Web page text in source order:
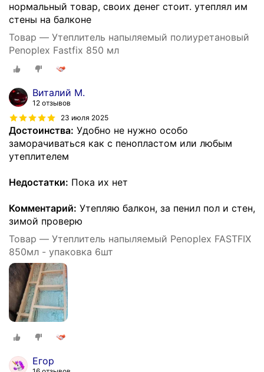
нормальный товар, своих денег стоит. утеплял им
стены на балконе
Товар — Утеплитель напыляемый полиуретановый
Penoplex Fastfix 850 мл
Виталий М.
12 отзывов
23 июля 2025
Достоинства: Удобно не нужно особо
заморачиваться как с пенопластом или любым
утеплителем
Недостатки: Пока их нет
Комментарий: Утепляю балкон, за пенил пол и стен,
зимой проверю
Товар — Утеплитель напыляемый Penoplex FASTFIX
850мл - упаковка 6шт
Егор